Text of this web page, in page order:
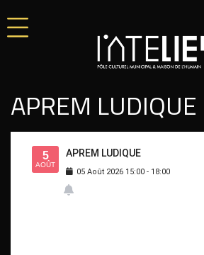
APREM LUDIQUE
5
AOÛT
APREM LUDIQUE
05 Août 2026 15:00 - 18:00